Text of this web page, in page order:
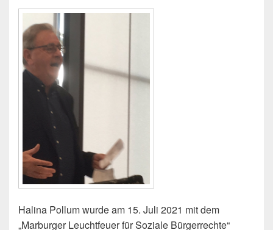
Halina Pollum wurde am 15. Juli 2021 mit dem
„Marburger Leuchtfeuer für Soziale Bürgerrechte“